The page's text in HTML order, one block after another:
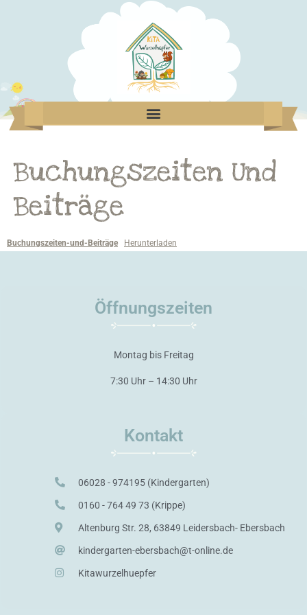
Buchungszeiten Und
Beiträge
Buchungszeiten-und-Beiträge Herunterladen
Öffnungszeiten
Montag bis Freitag
7:30 Uhr – 14:30 Uhr
Kontakt
06028 - 974195 (Kindergarten)
0160 - 764 49 73 (Krippe)
Altenburg Str. 28, 63849 Leidersbach- Ebersbach
kindergarten-ebersbach@t-online.de
Kitawurzelhuepfer